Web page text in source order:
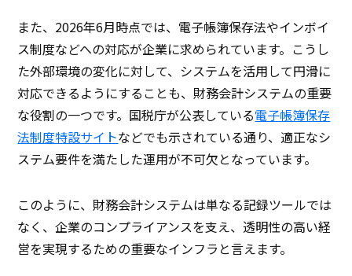
また、2026年6月時点では、電子帳簿保存法やインボイ
ス制度などへの対応が企業に求められています。こうし
た外部環境の変化に対して、システムを活用して円滑に
対応できるようにすることも、財務会計システムの重要
な役割の一つです。国税庁が公表している電子帳簿保存
法制度特設サイトなどでも示されている通り、適正なシ
ステム要件を満たした運用が不可欠となっています。
このように、財務会計システムは単なる記録ツールでは
なく、企業のコンプライアンスを支え、透明性の高い経
営を実現するための重要なインフラと言えます。